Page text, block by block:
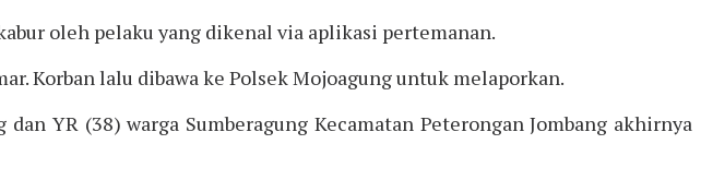
oleh pelaku yang dikenal via aplikasi pertemanan.
Korban lalu dibawa ke Polsek Mojoagung untuk melaporkan.
YR (38) warga Sumberagung Kecamatan Peterongan Jombang akhirnya